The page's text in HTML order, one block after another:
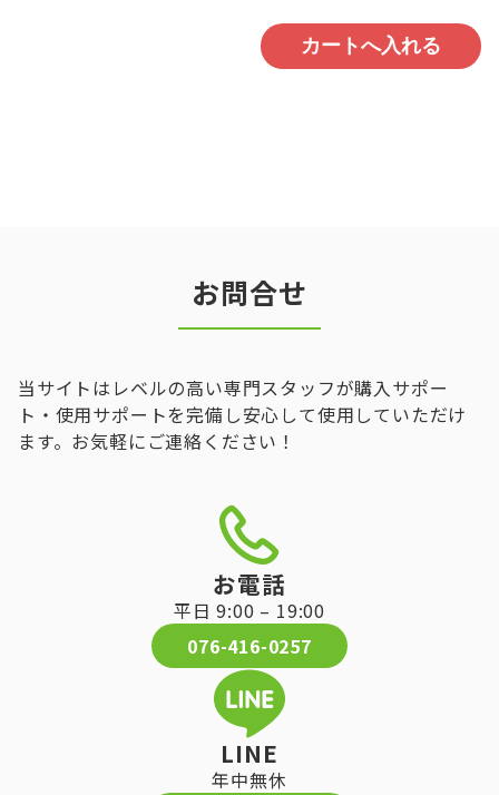
お問合せ
当サイトはレベルの高い専門スタッフが購入サポー
ト・使用サポートを完備し安心して使用していただけ
ます。お気軽にご連絡ください！
お電話
平日 9:00 – 19:00
076-416-0257
LINE
年中無休